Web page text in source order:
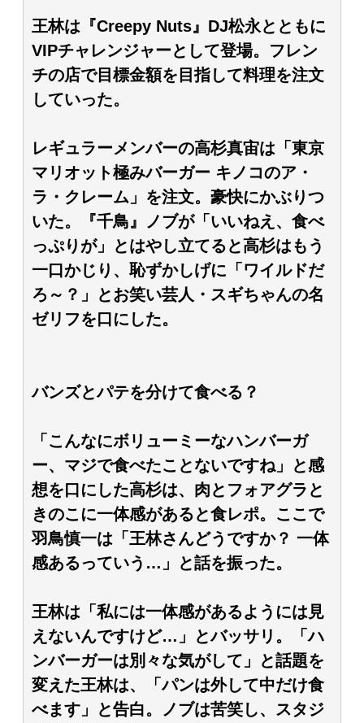
王林は『Creepy Nuts』DJ松永とともに
VIPチャレンジャーとして登場。フレン
チの店で目標金額を目指して料理を注文
していった。
レギュラーメンバーの高杉真宙は「東京
マリオット極みバーガー キノコのア・
ラ・クレーム」を注文。豪快にかぶりつ
いた。『千鳥』ノブが「いいねえ、食べ
っぷりが」とはやし立てると高杉はもう
一口かじり、恥ずかしげに「ワイルドだ
ろ～？」とお笑い芸人・スギちゃんの名
ゼリフを口にした。
バンズとパテを分けて食べる？
「こんなにボリューミーなハンバーガ
ー、マジで食べたことないですね」と感
想を口にした高杉は、肉とフォアグラと
きのこに一体感があると食レポ。ここで
羽鳥慎一は「王林さんどうですか？ 一体
感あるっていう…」と話を振った。
王林は「私には一体感があるようには見
えないんですけど…」とバッサリ。「ハ
ンバーガーは別々な気がして」と話題を
変えた王林は、「パンは外して中だけ食
べます」と告白。ノブは苦笑し、スタジ